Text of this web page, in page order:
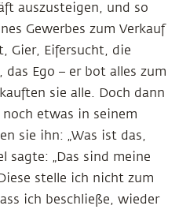
auszusteigen, und so
Gewerbes zum Verkauf
Gier, Eifersucht, die
Ego – er bot alles zum
sie alle. Doch dann
etwas in seinem
sie ihn: „Was ist das,
sagte: „Das sind meine
stelle ich nicht zum
ich beschließe, wieder